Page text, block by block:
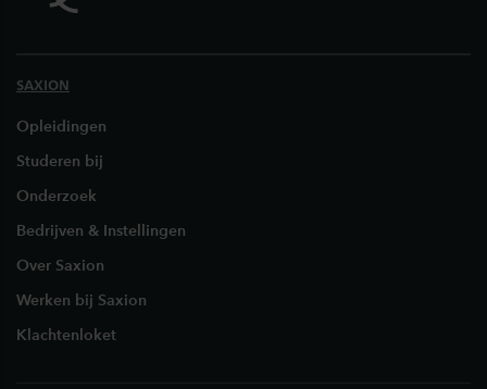
SAXION
Opleidingen
Studeren bij
Onderzoek
Bedrijven & Instellingen
Over Saxion
Werken bij Saxion
Klachtenloket